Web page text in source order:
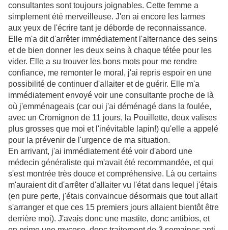
consultantes sont toujours joignables. Cette femme a
simplement été merveilleuse. J'en ai encore les larmes
aux yeux de l'écrire tant je déborde de reconnaissance.
Elle m'a dit d'arrêter immédiatement l'alternance des seins
et de bien donner les deux seins à chaque tétée pour les
vider. Elle a su trouver les bons mots pour me rendre
confiance, me remonter le moral, j'ai repris espoir en une
possibilité de continuer d'allaiter et de guérir. Elle m'a
immédiatement envoyé voir une consultante proche de là
où j'emménageais (car oui j'ai déménagé dans la foulée,
avec un Cromignon de 11 jours, la Pouillette, deux valises
plus grosses que moi et l'inévitable lapin!) qu'elle a appelé
pour la prévenir de l'urgence de ma situation.
En arrivant, j'ai immédiatement été voir d'abord une
médecin généraliste qui m'avait été recommandée, et qui
s'est montrée très douce et compréhensive. Là ou certains
m'auraient dit d'arrêter d'allaiter vu l'état dans lequel j'étais
(en pure perte, j'étais convaincue désormais que tout allait
s'arranger et que ces 15 premiers jours allaient bientôt être
derrière moi). J'avais donc une mastite, donc antibios, et